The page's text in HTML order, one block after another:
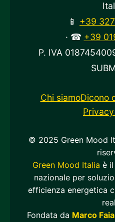
📱 +39
· ☎ +39
P. IVA
Chi siamoDicono
© 2025 Green Mood
Green Mood Italia è
nazionale per
efficienza energetica
Fondata da Marco Faia